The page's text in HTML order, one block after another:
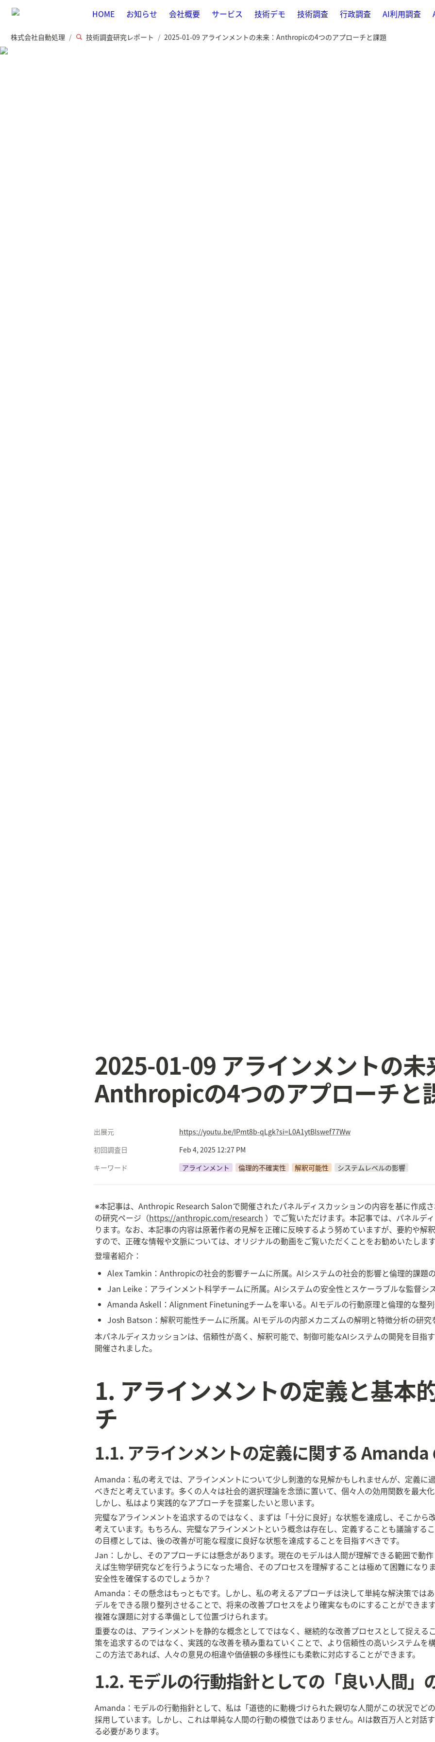
HOME お知らせ 会社概要 サービス 技術デモ 技術調査 行政調査 AI利用調査
株式会社自動処理 / 技術調査研究レポート / 2025-01-09 アラインメントの未来：Anthropicの4つのアプローチと課題
2025-01-09 アラインメントの未
Anthropicの4つのアプローチと
出展元
https://youtu.be/IPmt8b-qLgk?si=L0A1ytBlswef77Ww
初回調査日
Feb 4, 2025 12:27 PM
キーワード
アラインメント 倫理的不確実性 解釈可能性 システムレベルの影響
※本記事は、Anthropic Research Salonで開催されたパネルディスカッションの内容を基に作成
の研究ページ（https://anthropic.com/research ）でご覧いただけます。本記事では、パネルデ
ります。なお、本記事の内容は原著作者の見解を正確に反映するよう努めていますが、要約や解
すので、正確な情報や文脈については、オリジナルの動画をご覧いただくことをお勧めいたしま
登壇者紹介：
Alex Tamkin：Anthropicの社会的影響チームに所属。AIシステムの社会的影響と倫理的課題
Jan Leike：アラインメント科学チームに所属。AIシステムの安全性とスケーラブルな監督シ
Amanda Askell：Alignment Finetuningチームを率いる。AIモデルの行動原理と倫理的な整
Josh Batson：解釈可能性チームに所属。AIモデルの内部メカニズムの解明と特徴分析の研究
本パネルディスカッションは、信頼性が高く、解釈可能で、制御可能なAIシステムの開発を目指
開催されました。
1. アラインメントの定義と基本
チ
1.1. アラインメントの定義に関する Amanda
Amanda：私の考えでは、アラインメントについて少し刺激的な見解かもしれませんが、定義に
べきだと考えています。多くの人々は社会的選択理論を念頭に置いて、個々人の効用関数を最大
しかし、私はより実践的なアプローチを提案したいと思います。
完璧なアラインメントを追求するのではなく、まずは「十分に良好」な状態を達成し、そこから
考えています。もちろん、完璧なアラインメントという概念は存在し、定義することも議論する
の目標としては、後の改善が可能な程度に良好な状態を達成することを目指すべきです。
Jan：しかし、そのアプローチには懸念があります。現在のモデルは人間が理解できる範囲で動
えば生物学研究などを行うようになった場合、そのプロセスを理解することは極めて困難になり
安全性を確保するのでしょうか？
Amanda：その懸念はもっともです。しかし、私の考えるアプローチは決して単純な解決策では
デルをできる限り整列させることで、将来の改善プロセスをより確実なものにすることができま
複雑な課題に対する準備として位置づけられます。
重要なのは、アラインメントを静的な概念としてではなく、継続的な改善プロセスとして捉える
策を追求するのではなく、実践的な改善を積み重ねていくことで、より信頼性の高いシステムを
この方法であれば、人々の意見の相違や価値観の多様性にも柔軟に対応することができます。
1.2. モデルの行動指針としての「良い人間」
Amanda：モデルの行動指針として、私は「道徳的に動機づけられた親切な人間がこの状況でど
採用しています。しかし、これは単純な人間の行動の模倣ではありません。AIは数百万人と対話
る必要があります。